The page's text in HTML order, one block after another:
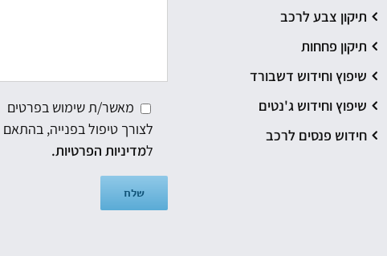
תיקון צבע לרכב
תיקון פחחות
שיפוץ וחידוש דשבורד
שיפוץ וחידוש ג'נטים
חידוש פנסים לרכב
מאשר/ת שימוש בפרטים
לצורך טיפול בפנייה, בהתאם
למדיניות הפרטיות.